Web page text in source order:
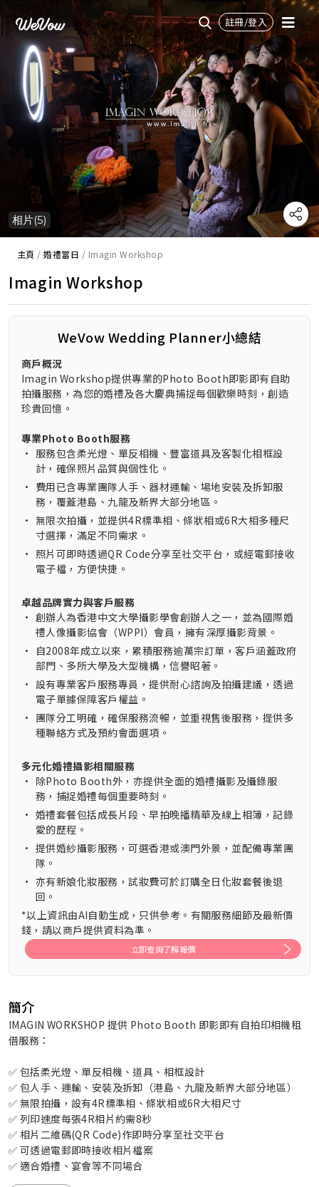
註冊/登入
相片(5)
主頁 /婚禮當日 / Imagin Workshop
Imagin Workshop
WeVow Wedding Planner小總結
商戶概況
Imagin Workshop提供專業的Photo Booth即影即有自助
拍攝服務，為您的婚禮及各大慶典捕捉每個歡樂時刻，創造
珍貴回憶。
專業Photo Booth服務
• 服務包含柔光燈、單反相機、豐富道具及客製化相框設
計，確保照片品質與個性化。
• 費用已含專業團隊人手、器材運輸、場地安裝及拆卸服
務，覆蓋港島、九龍及新界大部分地區。
• 無限次拍攝，並提供4R標準相、條狀相或6R大相多種尺
寸選擇，滿足不同需求。
• 照片可即時透過QR Code分享至社交平台，或經電郵接收
電子檔，方便快捷。
卓越品牌實力與客戶服務
• 創辦人為香港中文大學攝影學會創辦人之一，並為國際婚
禮人像攝影協會（WPPI）會員，擁有深厚攝影背景。
•
自2008年成立以來，累積服務逾萬宗訂單，客戶涵蓋政府
部門、多所大學及大型機構，信譽昭著。
• 設有專業客戶服務專員，提供耐心諮詢及拍攝建議，透過
電子單據保障客戶權益。
• 團隊分工明確，確保服務流暢，並重視售後服務，提供多
種聯絡方式及預約會面選項。
多元化婚禮攝影相關服務
• 除Photo Booth外，亦提供全面的婚禮攝影及攝錄服
務，捕捉婚禮每個重要時刻。
• 婚禮套餐包括成長片段、早拍晚播精華及線上相簿，記錄
愛的歷程。
• 提供婚紗攝影服務，可選香港或澳門外景，並配備專業團
隊。
• 亦有新娘化妝服務，試妝費可於訂購全日化妝套餐後退
回。
*以上資訊由AI自動生成，只供參考。有關服務細節及最新價
錢，請以商戶提供資料為準。
立即查詢了解報價
簡介
IMAGIN WORKSHOP 提供 Photo Booth 即影即有自拍印相機租
借服務：
✅ 包括柔光燈、單反相機、道具、相框設計
✅ 包人手、運輸、安裝及拆卸（港島、九龍及新界大部分地區）
✅ 無限拍攝，設有4R標準相、條狀相或6R大相尺寸
✅ 列印速度每張4R相片約需8秒
✅ 相片二維碼(QR Code)作即時分享至社交平台
✅ 可透過電郵即時接收相片檔案
✅ 適合婚禮、宴會等不同場合